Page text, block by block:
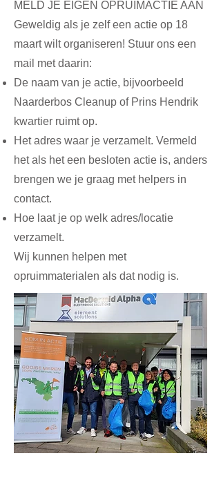
MELD JE EIGEN OPRUIMACTIE AAN
Geweldig als je zelf een actie op 18
maart wilt organiseren! Stuur ons een
mail met daarin:
De naam van je actie, bijvoorbeeld
Naarderbos Cleanup of Prins Hendrik
kwartier ruimt op.
Het adres waar je verzamelt. Vermeld
het als het een besloten actie is, anders
brengen we je graag met helpers in
contact.
Hoe laat je op welk adres/locatie
verzamelt.
Wij kunnen helpen met
opruimmaterialen als dat nodig is.